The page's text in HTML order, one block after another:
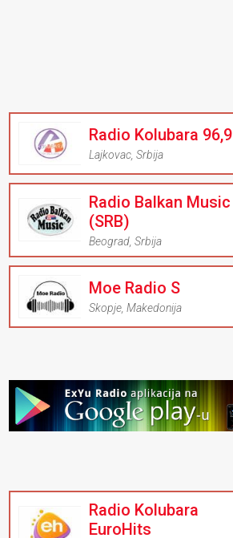
Radio Kolubara 96,9
Lajkovac ,Srbija
Radio Balkan Music
(SRB)
Beograd ,Srbija
Moe Radio S
Skopje ,Makedonija
Radio Kolubara
EuroHits